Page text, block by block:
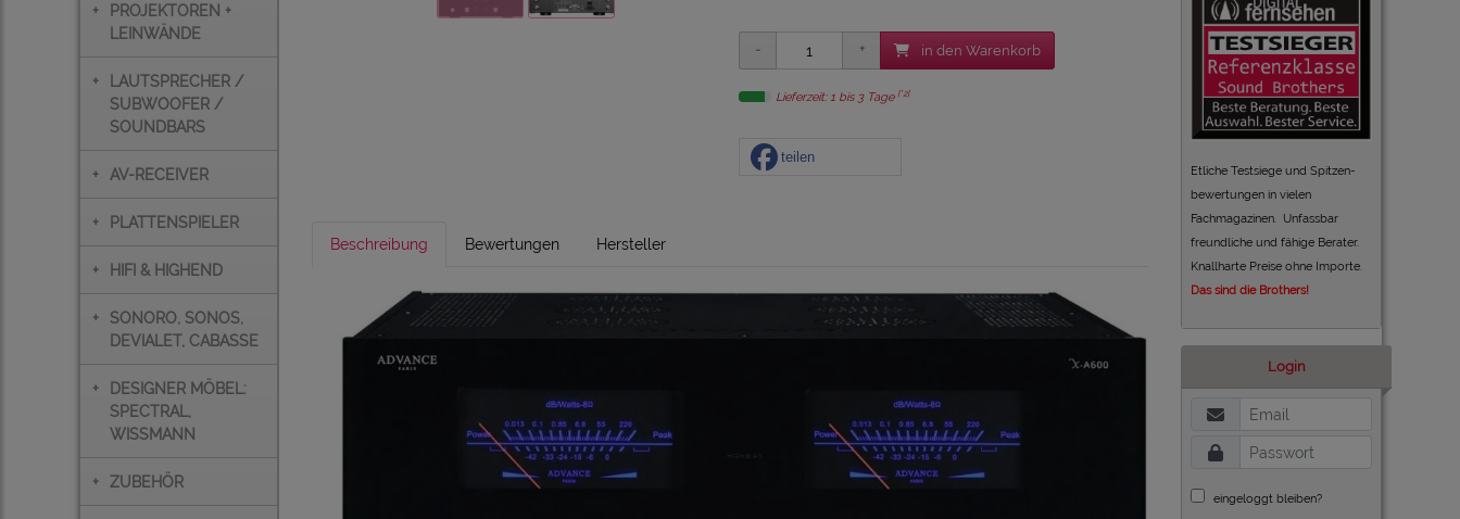
+
PROJEKTOREN +
LEINWÄNDE
+
LAUTSPRECHER /
SUBWOOFER /
SOUNDBARS
+ AV-RECEIVER
+ PLATTENSPIELER
+ HIFI & HIGHEND
+
SONORO, SONOS,
DEVIALET, CABASSE
+
DESIGNER MÖBEL:
SPECTRAL,
WISSMANN
+ ZUBEHÖR
in den Warenkorb
Lieferzeit: 1 bis 3 Tage [*2]
teilen
Beschreibung Bewertungen Hersteller
Etliche Testsiege und Spitzen-
bewertungen in vielen
Fachmagazinen. Unfassbar
freundliche und fähige Berater.
Knallharte Preise ohne Importe.
Das sind die Brothers!
Login
eingeloggt bleiben?